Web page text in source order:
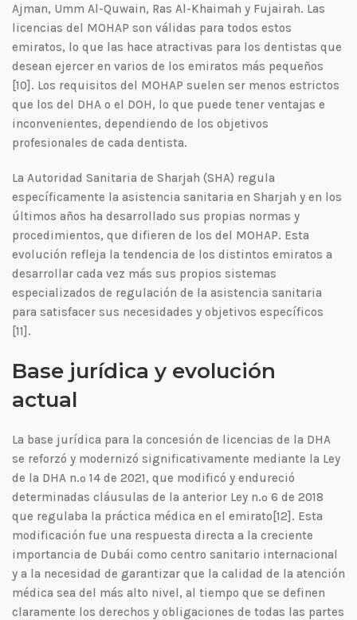
Ajman, Umm Al-Quwain, Ras Al-Khaimah y Fujairah. Las
licencias del MOHAP son válidas para todos estos
emiratos, lo que las hace atractivas para los dentistas que
desean ejercer en varios de los emiratos más pequeños
[10]. Los requisitos del MOHAP suelen ser menos estrictos
que los del DHA o el DOH, lo que puede tener ventajas e
inconvenientes, dependiendo de los objetivos
profesionales de cada dentista.
La Autoridad Sanitaria de Sharjah (SHA) regula
específicamente la asistencia sanitaria en Sharjah y en los
últimos años ha desarrollado sus propias normas y
procedimientos, que difieren de los del MOHAP. Esta
evolución refleja la tendencia de los distintos emiratos a
desarrollar cada vez más sus propios sistemas
especializados de regulación de la asistencia sanitaria
para satisfacer sus necesidades y objetivos específicos
[11].
Base jurídica y evolución
actual
La base jurídica para la concesión de licencias de la DHA
se reforzó y modernizó significativamente mediante la Ley
de la DHA n.º 14 de 2021, que modificó y endureció
determinadas cláusulas de la anterior Ley n.º 6 de 2018
que regulaba la práctica médica en el emirato[12]. Esta
modificación fue una respuesta directa a la creciente
importancia de Dubái como centro sanitario internacional
y a la necesidad de garantizar que la calidad de la atención
médica sea del más alto nivel, al tiempo que se definen
claramente los derechos y obligaciones de todas las partes